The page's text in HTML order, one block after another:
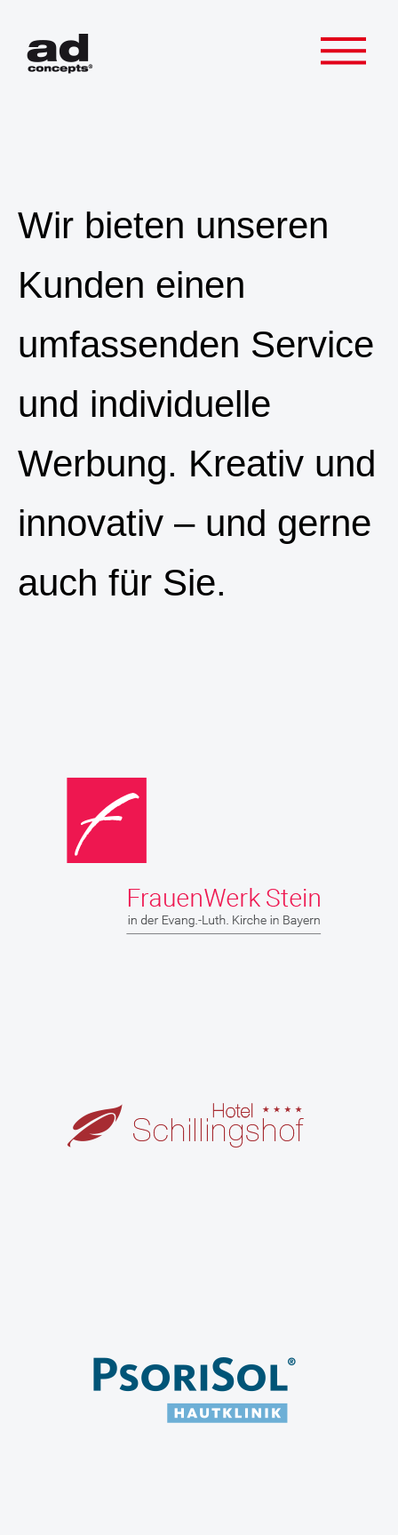
Wir bieten unseren
Kunden einen
umfassenden Service
und individuelle
Werbung. Kreativ und
innovativ – und gerne
auch für Sie.